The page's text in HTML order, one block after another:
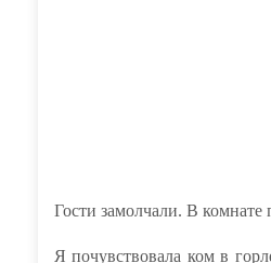
Гости замолчали. В
Я почувствовала ком в